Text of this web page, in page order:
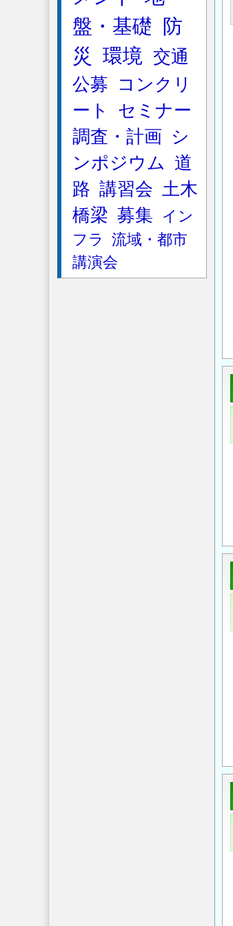
盤・基礎
防
災
環境 交通
公募
コンクリ
ート
セミナー
調査・計画
シ
ンポジウム 道
路 講習会 土木
橋梁 募集
イン
フラ
流域・都市
講演会